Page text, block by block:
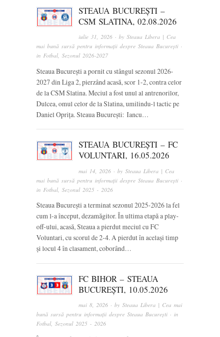
STEAUA BUCUREȘTI –
CSM SLATINA, 02.08.2026
iulie 31, 2026 · bySteaua Libera | Cea
mai bună sursă pentru informații despre Steaua București ·
in Fotbal Sezonul 2026-2027
Steaua București a pornit cu stângul sezonul 2026-
2027 din Liga 2, pierzând acasă, scor 1-2, contra celor
de la CSM Slatina. Meciul a fost unul al antrenorilor,
Dulcea, omul celor de la Slatina, umilindu-l tactic pe
Daniel Oprița. Steaua București: Iancu…
STEAUA BUCUREȘTI – FC
VOLUNTARI, 16.05.2026
mai 14, 2026 · bySteaua Libera | Cea
mai bună sursă pentru informații despre Steaua București ·
in Fotbal Sezonul 2025 - 2026
Steaua București a terminat sezonul 2025-2026 la fel
cum l-a început, dezamăgitor. În ultima etapă a play-
off-ului, acasă, Steaua a pierdut meciul cu FC
Voluntari, cu scorul de 2-4. A pierdut în același timp
și locul 4 în clasament, coborând…
FC BIHOR – STEAUA
BUCUREȘTI, 10.05.2026
mai 8, 2026 · bySteaua Libera | Cea mai
bună sursă pentru informații despre Steaua București · in
Fotbal, Sezonul 2025 - 2026